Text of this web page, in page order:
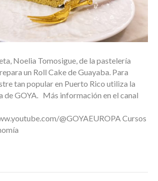
Noelia Tomosigue, de la pastelería
un Roll Cake de Guayaba. Para
tan popular en Puerto Rico utiliza la
de GOYA. Más información en el canal
@GOYAEUROPA Cursos